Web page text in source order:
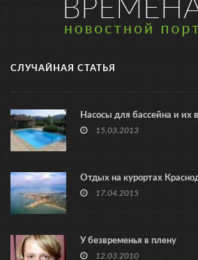
СЛУЧАЙНАЯ СТАТЬЯ
Насосы для бассейна и их
15.03.2013
Отдых на курортах
17.04.2015
У безвременья в плену
12.03.2010